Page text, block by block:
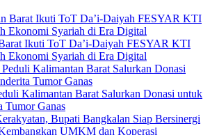
Ikuti ToT Da’i-Daiyah FESYAR KTI
Ekonomi Syariah di Era Digital
Kalimantan Barat Salurkan Donasi untuk
Tumor Ganas